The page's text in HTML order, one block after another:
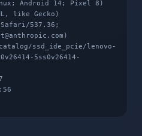
Android 14; Pixel 8)
like Gecko)
537.36;
ssd_ide_pcie/lenovo-
5ss0v26414-